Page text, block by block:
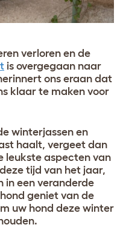
verloren en de
is overgegaan naar
ons eraan dat
klaar te maken voor
winterjassen en
haalt, vergeet dan
leukste aspecten van
tijd van het jaar,
in een veranderde
geniet van de
uw hond deze winter